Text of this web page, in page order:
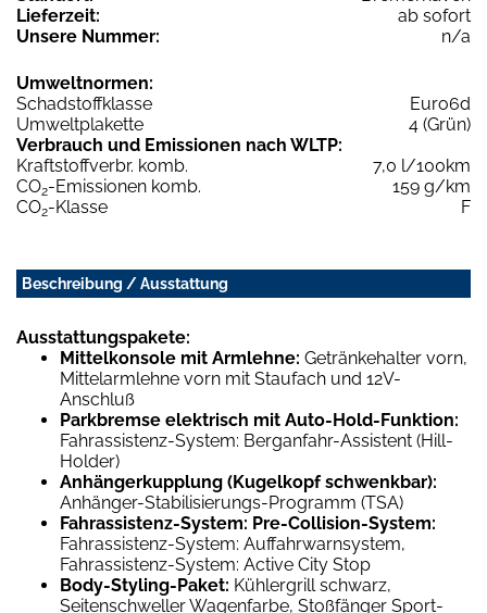
Lieferzeit:
ab sofort
Unsere Nummer:
n/a
Umweltnormen:
Schadstoffklasse
Euro6d
Umweltplakette
4 (Grün)
Verbrauch und Emissionen nach WLTP:
Kraftstoffverbr. komb.
7,0 l/100km
CO2-Emissionen komb.
159 g/km
CO2-Klasse F
Beschreibung / Ausstattung
Ausstattungspakete:
Mittelkonsole mit Armlehne: Getränkehalter vorn,
Mittelarmlehne vorn mit Staufach und 12V-
Anschluß
Parkbremse elektrisch mit Auto-Hold-Funktion:
Fahrassistenz-System: Berganfahr-Assistent (Hill-
Holder)
Anhängerkupplung (Kugelkopf schwenkbar):
Anhänger-Stabilisierungs-Programm (TSA)
Fahrassistenz-System: Pre-Collision-System:
Fahrassistenz-System: Auffahrwarnsystem,
Fahrassistenz-System: Active City Stop
Body-Styling-Paket: Kühlergrill schwarz,
Seitenschweller Wagenfarbe, Stoßfänger Sport-